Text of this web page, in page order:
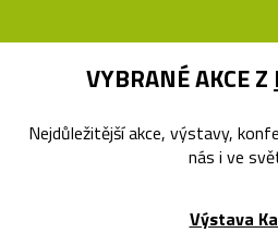
VYBRANÉ AKCE Z
Nejdůležitější akce, výstavy,
nás i ve
Výstava